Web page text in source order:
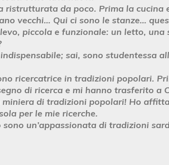
ristrutturata da poco. Prima la cucina
vecchi… Qui ci sono le stanze…
piccola e funzionale: un letto,
sai, sono studentessa
ricercatrice in tradizioni popolari.
di ricerca e mi hanno trasferito a
miniera di tradizioni popolari! Ho
per le mie ricerche.
un’appassionata di tradizioni